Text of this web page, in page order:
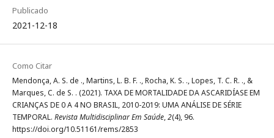
Publicado
2021-12-18
Como Citar
Mendonça, A. S. de ., Martins, L. B. F. ., Rocha, K. S. ., Lopes, T. C. R. ., &
Marques, C. de S. . (2021). TAXA DE MORTALIDADE DA ASCARIDÍASE EM
CRIANÇAS DE 0 A 4 NO BRASIL, 2010-2019: UMA ANÁLISE DE SÉRIE
TEMPORAL. Revista Multidisciplinar Em Saúde,2(4), 96.
https://doi.org/10.51161/rems/2853